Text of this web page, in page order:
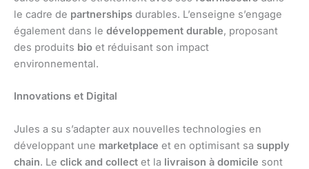
le cadre de partnerships durables. L’enseigne s’engage
également dans le développement durable, proposant
des produits bio et réduisant son impact
environnemental.
Innovations et Digital
Jules a su s’adapter aux nouvelles technologies en
développant une marketplace et en optimisant sa supply
chain. Le click and collect et la livraison à domicile sont